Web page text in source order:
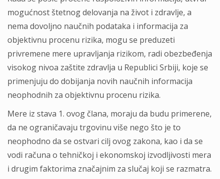
mogućnost štetnog delovanja na život i zdravlјe, a
nema dovolјno naučnih podataka i informacija za
objektivnu procenu rizika, mogu se preduzeti
privremene mere upravlјanja rizikom, radi obezbeđenja
visokog nivoa zaštite zdravlјa u Republici Srbiji, koje se
primenjuju do dobijanja novih naučnih informacija
neophodnih za objektivnu procenu rizika.
Mere iz stava 1. ovog člana, moraju da budu primerene,
da ne ograničavaju trgovinu više nego što je to
neophodno da se ostvari cilј ovog zakona, kao i da se
vodi računa o tehničkoj i ekonomskoj izvodlјivosti mera
i drugim faktorima značajnim za slučaj koji se razmatra.